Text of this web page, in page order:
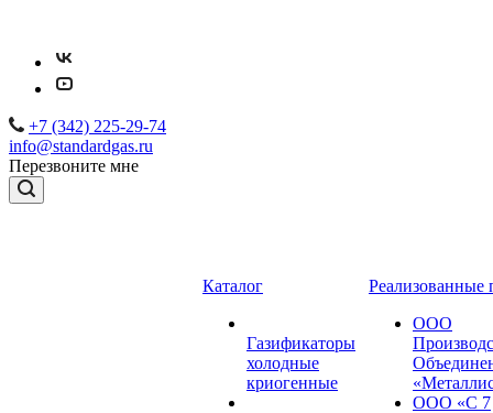
+7 (342) 225-29-74
info@standardgas.ru
Перезвоните мне
Каталог
Газификаторы
холодные
криогенные
Реализованные
ООО
ООО «С 7